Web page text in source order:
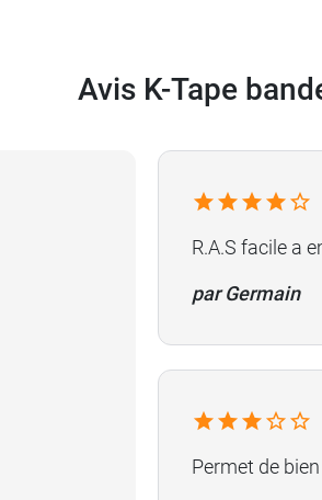
Avis K-Tape
R.A.S facile a
par Germain
Permet de